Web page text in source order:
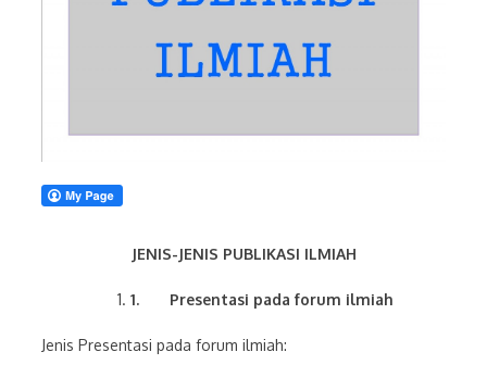
JENIS-JENIS PUBLIKASI ILMIAH
1. Presentasi pada forum ilmiah
Jenis Presentasi pada forum ilmiah: